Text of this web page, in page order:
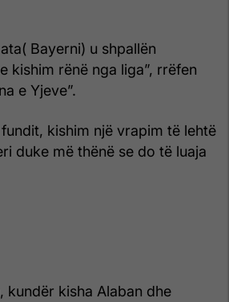
Bayerni) u shpallën
kishim rënë nga liga”, rrëfen
e Yjeve”.
kishim një vrapim të lehtë
duke më thënë se do të luaja
kundër kisha Alaban dhe